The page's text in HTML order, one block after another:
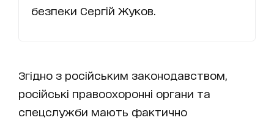
безпеки Сергій Жуков.
Згідно з російським законодавством,
російські правоохоронні органи та
спецслужби мають фактично